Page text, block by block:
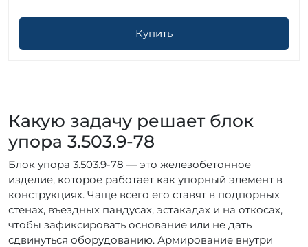
Купить
Какую задачу решает блок
упора 3.503.9-78
Блок упора 3.503.9-78 — это железобетонное
изделие, которое работает как упорный элемент в
конструкциях. Чаще всего его ставят в подпорных
стенах, въездных пандусах, эстакадах и на откосах,
чтобы зафиксировать основание или не дать
сдвинуться оборудованию. Армирование внутри